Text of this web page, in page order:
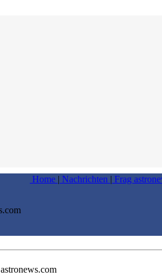
Home | Nachrichten | Frag
astronews.com